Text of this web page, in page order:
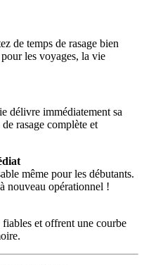
de temps de rasage bien
les voyages, la vie
délivre immédiatement sa
rasage complète et
même pour les débutants.
nouveau opérationnel !
et offrent une courbe